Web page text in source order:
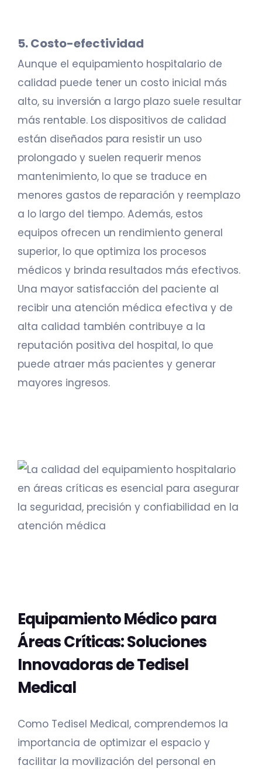
5. Costo-efectividad
Aunque el equipamiento hospitalario de
calidad puede tener un costo inicial más
alto, su inversión a largo plazo suele resultar
más rentable. Los dispositivos de calidad
están diseñados para resistir un uso
prolongado y suelen requerir menos
mantenimiento, lo que se traduce en
menores gastos de reparación y reemplazo
a lo largo del tiempo. Además, estos
equipos ofrecen un rendimiento general
superior, lo que optimiza los procesos
médicos y brinda resultados más efectivos.
Una mayor satisfacción del paciente al
recibir una atención médica efectiva y de
alta calidad también contribuye a la
reputación positiva del hospital, lo que
puede atraer más pacientes y generar
mayores ingresos.
Equipamiento Médico para
Áreas Críticas: Soluciones
Innovadoras de Tedisel
Medical
Como Tedisel Medical, comprendemos la
importancia de optimizar el espacio y
facilitar la movilización del personal en